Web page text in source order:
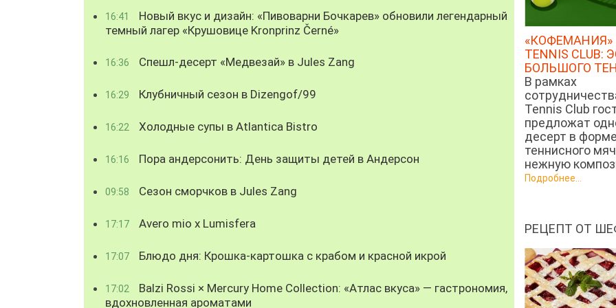
16:41
Новый вкус и дизайн: «Пивоварни Бочкарев» обновили легендарный
темный лагер «Крушовице Kronprinz Černé»
16:36 Спешл-десерт «Медвезай» в Jules Zang
16:29 Клубничный сезон в Dizengof/99
16:22 Холодные супы в Atlantica Bistro
16:16 Пора андерсонить: День защиты детей в Андерсон
09:58 Сезон сморчков в Jules Zang
17:17 Avero mio x Lumisfera
17:07 Блюдо дня: Крошка-картошка с крабом и красной икрой
17:02
Balzi Rossi × Mercury Home Collection: «Атлас вкуса» — гастрономия,
вдохновленная ароматами
«КОФЕМАНИЯ»
TENNIS CLUB:
БОЛЬШОГО
В рамках
Tennis Club
предложат
десерт в форме
теннисного
нежную
Подробнее...
РЕЦЕПТ ОТ